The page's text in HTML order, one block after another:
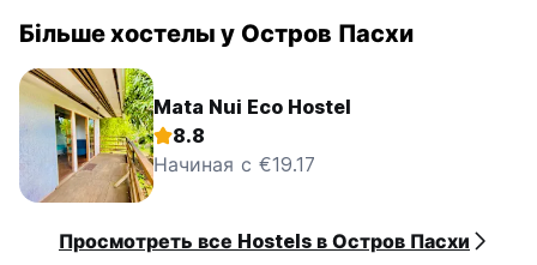
Більше хостелы у Остров Пасхи
Mata Nui Eco Hostel
8.8
Начиная с €19.17
Просмотреть все Hostels в Остров Пасхи